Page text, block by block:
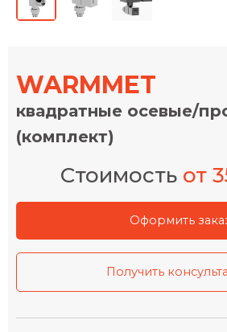
WARMMET
квадратные осевые/
(комплект)
Стоимость от
Оформить
Получить